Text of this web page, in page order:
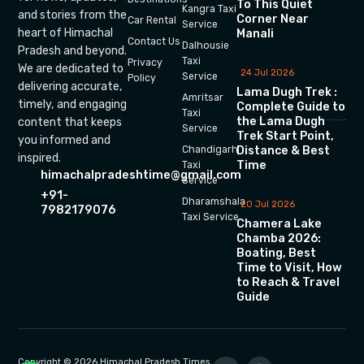
and stories from the
heart of Himachal
Pradesh and beyond.
We are dedicated to
delivering accurate,
timely, and engaging
content that keeps
you informed and
inspired.
himachalpradeshtime@gmail.com
+91-
7982179076
Car Rental
Contact Us
Privacy
Policy
Kangra Taxi
Service
Dalhousie
Taxi
Service
Amritsar
Taxi
Service
Chandigarh
Taxi
Service
Dharamshala
Taxi Service
To This Quiet
Corner Near
Manali
24 Jul 2026
Lama Dugh Trek :
Complete Guide to
the Lama Dugh
Trek Start Point,
Distance & Best
Time
20 Jul 2026
Chamera Lake
Chamba 2026:
Boating, Best
Time to Visit, How
to Reach & Travel
Guide